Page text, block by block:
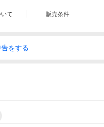
トラップはありません
ン版にてご覧いただけま
て 販売条件
告をする